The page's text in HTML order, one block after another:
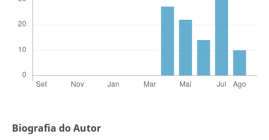
Biografia do Autor